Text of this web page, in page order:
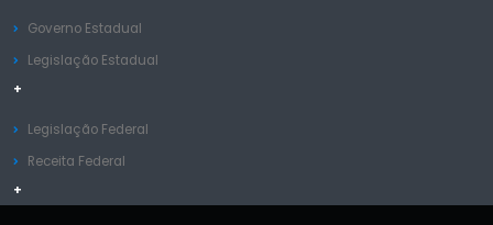
Governo Estadual
Legislação Estadual
+
Legislação Federal
Receita Federal
+